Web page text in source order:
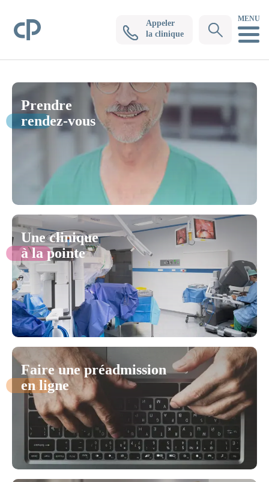
Clinique PasteurAppeler
la clinique
MENU
Prendre
rendez-vous
Une clinique
à la pointe
Faire une préadmission
en ligne